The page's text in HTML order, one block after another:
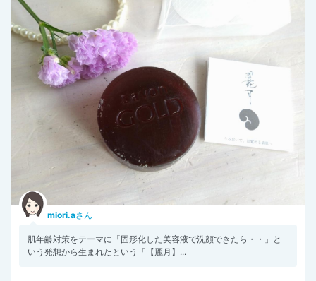
miori.aさん
肌年齢対策をテーマに「固形化した美容液で洗顔できたら・・」と
いう発想から生まれたという「【麗月】...